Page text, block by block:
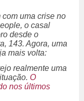
uma crise no
, o casal
desde o
143. Agora, uma
mais volta:
realmente uma
O
nos últimos